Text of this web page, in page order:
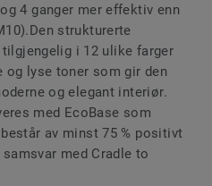
4 ganger mer effektiv enn
strukturerte
i 12 ulike farger
og lyse toner som gir den
og elegant interiør.
med EcoBase som
av minst 75 % positivt
med Cradle to